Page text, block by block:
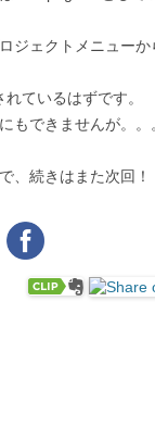
ジェクトメニューか
ているはずです。
もできませんが。。
、続きはまた次回！